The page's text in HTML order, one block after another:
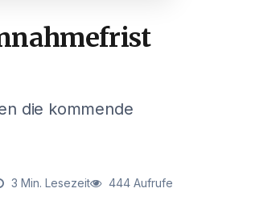
die kommende
3 Min. Lesezeit 444 Aufrufe